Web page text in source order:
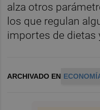
alza otros
los que regulan
importes de dietas
ARCHIVADO EN